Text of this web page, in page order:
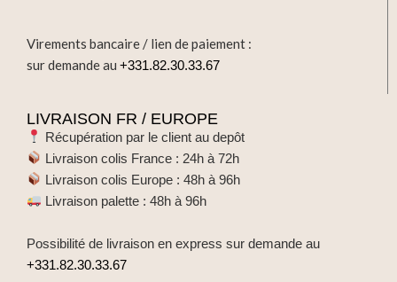
Virements bancaire / lien de paiement :
sur demande au +331.82.30.33.67
LIVRAISON FR / EUROPE
Récupération par le client au depôt
Livraison colis France : 24h à 72h
Livraison colis Europe : 48h à 96h
Livraison palette : 48h à 96h
Possibilité de livraison en express sur demande au
+331.82.30.33.67